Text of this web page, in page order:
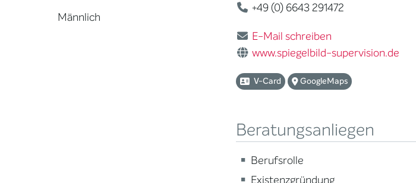
Männlich
+49 (0) 6643 291472
E-Mail schreiben
www.spiegelbild-supervision.de
V-Card GoogleMaps
Beratungsanliegen
Berufsrolle
Existenzgründung